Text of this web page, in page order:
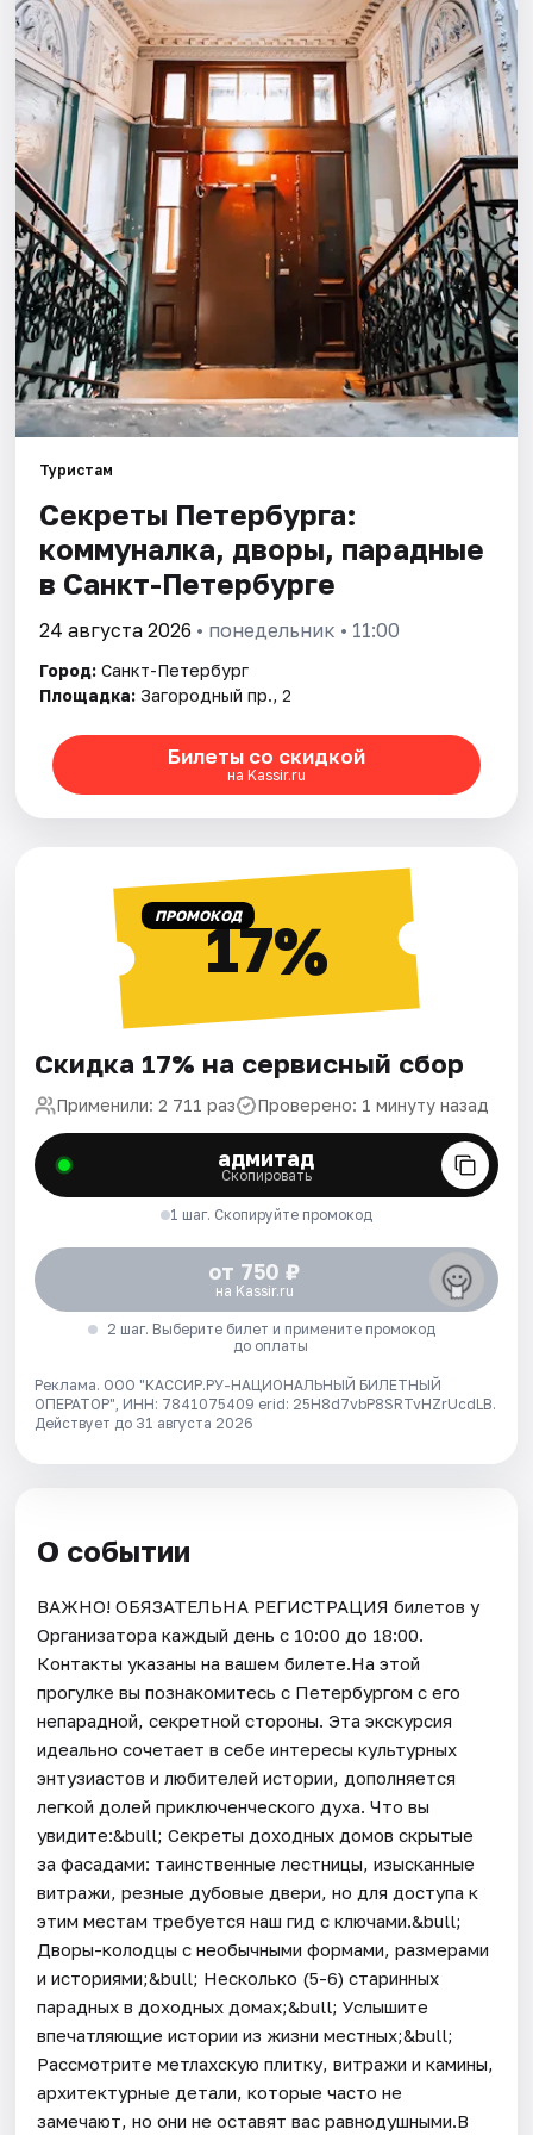
Города
Площадки
Артисты
Рейтинги
Туристам
Секреты Петербурга:
коммуналка, дворы, парадные
в Санкт-Петербурге
24 августа 2026 • понедельник • 11:00
Город: Санкт-Петербург
Площадка: Загородный пр., 2
Билеты со скидкой
на Kassir.ru
ПРОМОКОД17%
Скидка 17% на сервисный сбор
Применили: 2 711 раз Проверено: 1 минуту назад
адмитад
Скопировать
1 шаг. Скопируйте промокод
от 750 ₽
на Kassir.ru
2 шаг. Выберите билет и примените промокод
до оплаты
Реклама. ООО "КАССИР.РУ-НАЦИОНАЛЬНЫЙ БИЛЕТНЫЙ
ОПЕРАТОР", ИНН: 7841075409 erid: 25H8d7vbP8SRTvHZrUcdLB.
Действует до 31 августа 2026
О событии
ВАЖНО! ОБЯЗАТЕЛЬНА РЕГИСТРАЦИЯ билетов у
Организатора каждый день c 10:00 до 18:00.
Контакты указаны на вашем билете.На этой
прогулке вы познакомитесь с Петербургом с его
непарадной, секретной стороны. Эта экскурсия
идеально сочетает в себе интересы культурных
энтузиастов и любителей истории, дополняется
легкой долей приключенческого духа. Что вы
увидите:&bull; Секреты доходных домов скрытые
за фасадами: таинственные лестницы, изысканные
витражи, резные дубовые двери, но для доступа к
этим местам требуется наш гид с ключами.&bull;
Дворы-колодцы с необычными формами, размерами
и историями;&bull; Несколько (5-6) старинных
парадных в доходных домах;&bull; Услышите
впечатляющие истории из жизни местных;&bull;
Рассмотрите метлахскую плитку, витражи и камины,
архитектурные детали, которые часто не
замечают, но они не оставят вас равнодушными.В